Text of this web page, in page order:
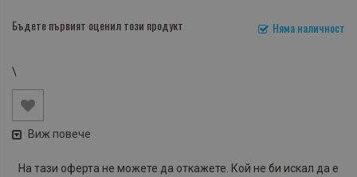
Няма наличност
Бъдете първият оценил този продукт
\
Виж повече
На тази оферта не можете да откажете. Кой не би искал да е